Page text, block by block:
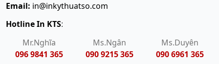
Email: in@inkythuatso.com
Hotline In KTS:
Mr.Nghĩa
096 9841 365
Ms.Ngân
090 9215 365
Ms.Duyên
090 6961 365